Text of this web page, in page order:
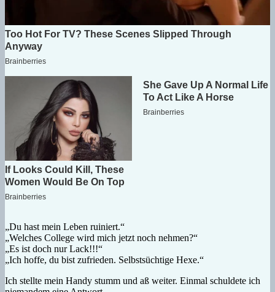
„Du hast mein Leben ruiniert.“
„Welches College wird mich jetzt noch nehmen?“
„Es ist doch nur Lack!!!“
„Ich hoffe, du bist zufrieden. Selbstsüchtige Hexe.“
Ich stellte mein Handy stumm und aß weiter. Einmal schuldete ich